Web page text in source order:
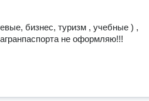
бизнес, туризм , учебные ) ,
не оформляю!!!